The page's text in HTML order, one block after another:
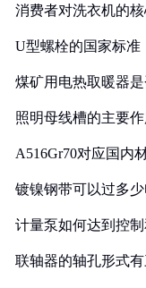
消费者对洗衣机的
U型螺栓的国家标准
煤矿用电热取暖器
照明母线槽的主要
A516Gr70对应国内
镀镍钢带可以过多
计量泵如何达到控
联轴器的轴孔形式